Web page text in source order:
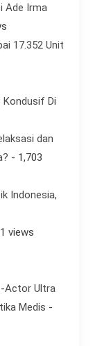
Ade Irma
17.352 Unit
Kondusif Di
dan
- 1,703
Indonesia,
views
Actor Ultra
Medis -